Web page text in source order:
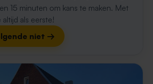
15 minuten om kans te maken. Met
als eerste!
niet →